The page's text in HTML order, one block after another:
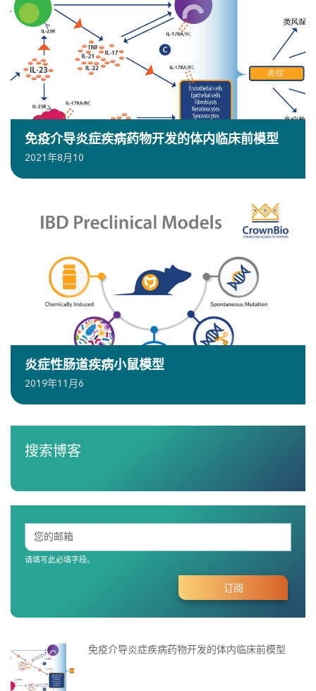
免疫介导炎症疾病药物开发的体内临床前模型
2021年8月10
炎症性肠道疾病小鼠模型
2019年11月6
搜索博客
请填写此必填字段。
免疫介导炎症疾病药物开发的体内临床前模型